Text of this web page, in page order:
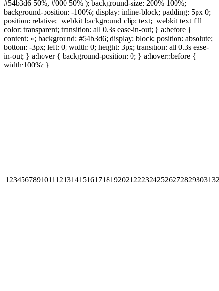
#54b3d6 50%, #000 50% ); background-size: 200% 100%;
background-position: -100%; display: inline-block; padding: 5px 0;
position: relative; -webkit-background-clip: text; -webkit-text-fill-
color: transparent; transition: all 0.3s ease-in-out; } a:before {
content: »; background: #54b3d6; display: block; position: absolute;
bottom: -3px; left: 0; width: 0; height: 3px; transition: all 0.3s ease-
in-out; } a:hover { background-position: 0; } a:hover::before {
width:100%; }